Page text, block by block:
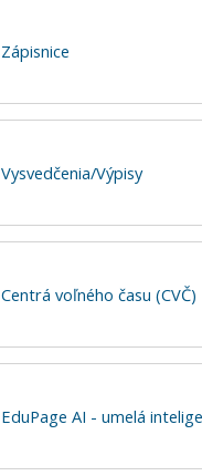
Zápisnice
Vysvedčenia/Výpisy
Centrá voľného času (CVČ)
EduPage AI - umelá